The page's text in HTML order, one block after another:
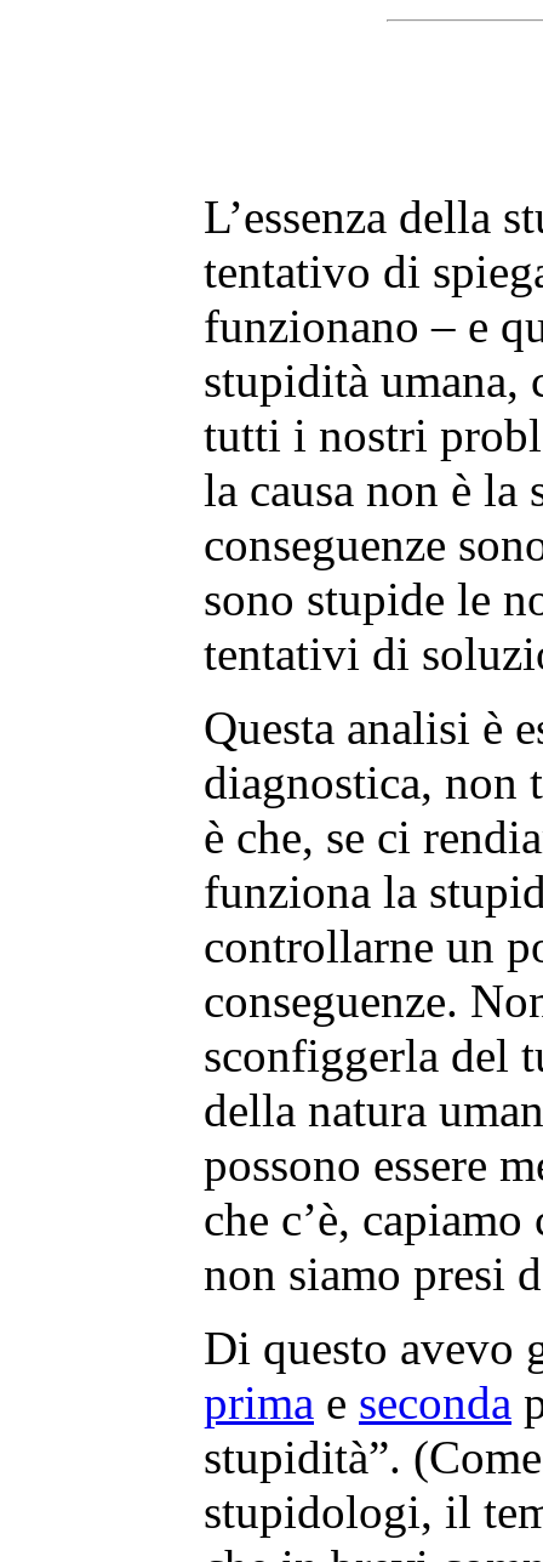
L’essenza della
tentativo di
funzionano – e
stupidità umana,
tutti i nostri
la causa non è la
conseguenze
sono stupide le
tentativi di
Questa analisi è
diagnostica, non
è che, se ci
funziona la
controllarne un
conseguenze.
sconfiggerla del
della natura
possono essere
che c’è,
non siamo presi
Di questo avevo
prima e seconda
stupidità”.
stupidologi, il